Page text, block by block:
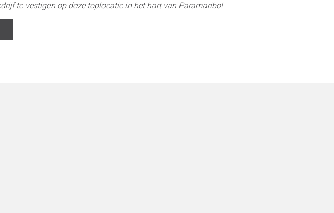
te vestigen op deze toplocatie in het hart van Paramaribo!